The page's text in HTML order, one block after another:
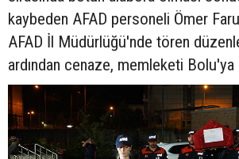
kaybeden AFAD personeli Ömer
AFAD İl Müdürlüğü'nde tören
ardından cenaze, memleketi Bolu'ya